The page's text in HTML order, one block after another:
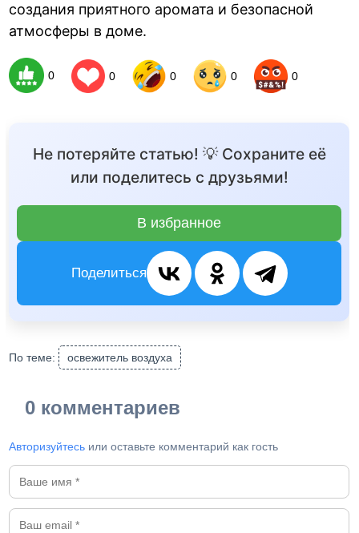
создания приятного аромата и безопасной
атмосферы в доме.
0 0 0 0 0
Не потеряйте статью! 💡 Сохраните её
или поделитесь с друзьями!
В избранное
Поделиться
По теме: освежитель воздуха
0 комментариев
Авторизуйтесь или оставьте комментарий как гость